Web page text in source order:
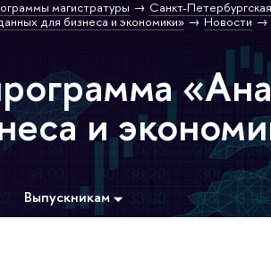
магистратуры
Санкт-
для бизнеса и экономики» Новости
и
Выпускникам